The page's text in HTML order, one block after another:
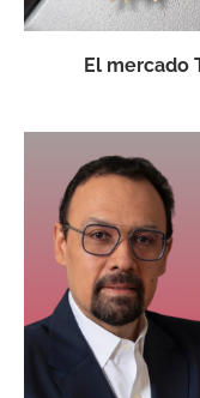
El mercado